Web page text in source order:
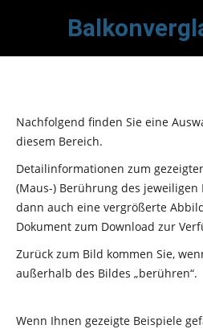
Nachfolgend finden Sie eine
diesem Bereich.
Detailinformationen zum
(Maus-) Berührung des
dann auch eine vergrößerte
Dokument zum Download zur
Zurück zum Bild kommen Sie,
außerhalb des Bildes „berühren“.
Wenn Ihnen gezeigte Beispiele